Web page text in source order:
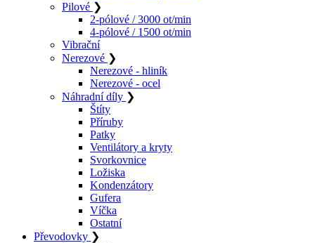
Pilové ❯
2-pólové / 3000 ot/min
4-pólové / 1500 ot/min
Vibrační
Nerezové ❯
Nerezové - hliník
Nerezové - ocel
Náhradní díly ❯
Štíty
Příruby
Patky
Ventilátory a kryty
Svorkovnice
Ložiska
Kondenzátory
Gufera
Víčka
Ostatní
Převodovky ❯